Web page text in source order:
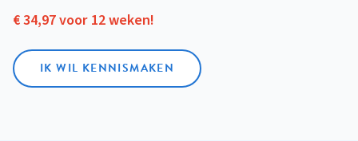
€ 34,97 voor 12 weken!
IK WIL KENNISMAKEN